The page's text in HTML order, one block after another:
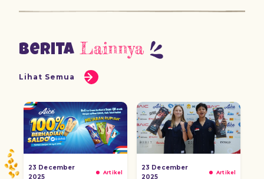
Berita Lainnya
Lihat Semua
23 December
2025
Artikel
23 December
2025
Artikel